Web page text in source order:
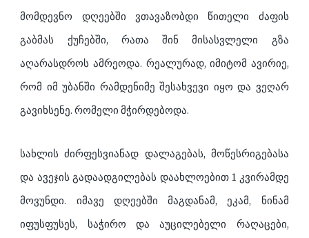
მომდევნო დღეებში ვთავაზობდი წითელი ძაფის
გაბმას ქუჩებში, რათა შინ მისასვლელი გზა
აღარასდროს ამრეოდა. რეალურად, იმიტომ ავირიე,
რომ იმ უბანში რამდენიმე შესახვევი იყო და ვეღარ
გავიხსენე. რომელი მჭირდებოდა.
სახლის ძირფესვიანად დალაგებას, მოწესრიგებასა
და ავეჯის გადაადგილებას დაახლოებით 1 კვირამდე
მოვუნდი. იმავე დღეებში მაგდანამ, ეკამ, ნინამ
იფუსფუსეს, საჭირო და აუცილებელი რაღაცები,